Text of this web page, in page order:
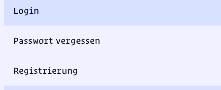
Login
Passwort vergessen
Registrierung